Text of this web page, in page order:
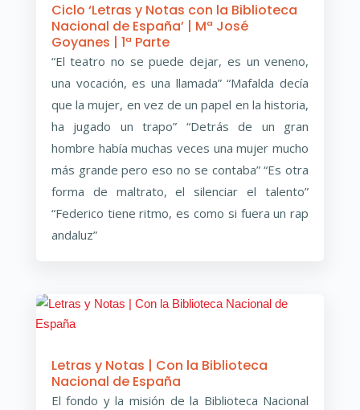
Ciclo ‘Letras y Notas con la Biblioteca
Nacional de España’ | Mª José
Goyanes | 1ª Parte
“El teatro no se puede dejar, es un veneno,
una vocación, es una llamada” “Mafalda decía
que la mujer, en vez de un papel en la historia,
ha jugado un trapo” “Detrás de un gran
hombre había muchas veces una mujer mucho
más grande pero eso no se contaba” “Es otra
forma de maltrato, el silenciar el talento”
“Federico tiene ritmo, es como si fuera un rap
andaluz”
Letras y Notas | Con la Biblioteca
Nacional de España
El fondo y la misión de la Biblioteca Nacional